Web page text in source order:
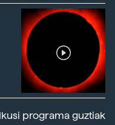
Ikusi programa guztiak